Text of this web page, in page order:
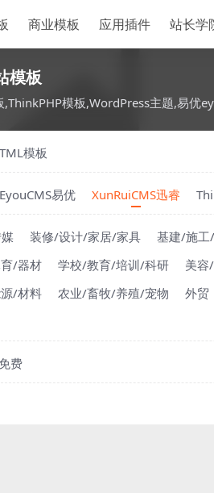
商业模板 应用插件 站长学
模板
模板,WordPress主题,易优
模板
EyouCMS易优 XunRuiCMS迅睿
装修/设计/家居/家具 基建/施
/器材 学校/教育/培训/科研 美容
/材料 农业/畜牧/养殖/宠物 外贸
费